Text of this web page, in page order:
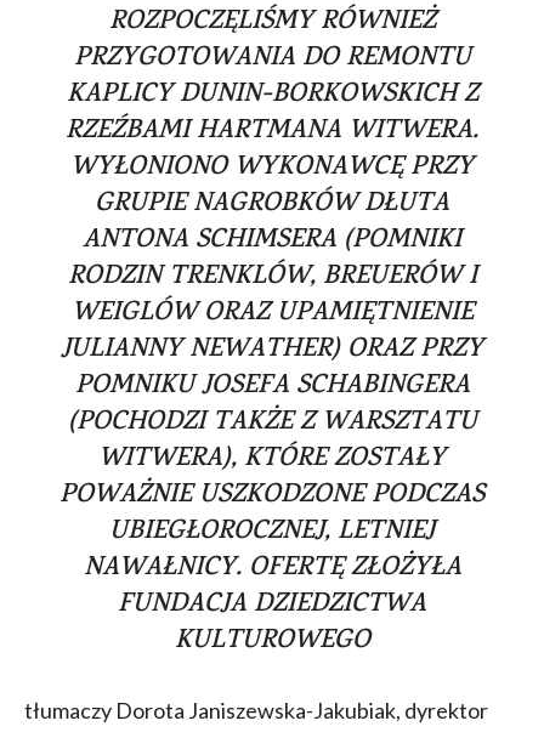
ROZPOCZĘLIŚMY RÓWNIEŻ
PRZYGOTOWANIA DO REMONTU
KAPLICY DUNIN-BORKOWSKICH Z
RZEŹBAMI HARTMANA WITWERA.
WYŁONIONO WYKONAWCĘ PRZY
GRUPIE NAGROBKÓW DŁUTA
ANTONA SCHIMSERA (POMNIKI
RODZIN TRENKLÓW, BREUERÓW I
WEIGLÓW ORAZ UPAMIĘTNIENIE
JULIANNY NEWATHER) ORAZ PRZY
POMNIKU JOSEFA SCHABINGERA
(POCHODZI TAKŻE Z WARSZTATU
WITWERA), KTÓRE ZOSTAŁY
POWAŻNIE USZKODZONE PODCZAS
UBIEGŁOROCZNEJ, LETNIEJ
NAWAŁNICY. OFERTĘ ZŁOŻYŁA
FUNDACJA DZIEDZICTWA
KULTUROWEGO
tłumaczy Dorota Janiszewska-Jakubiak, dyrektor